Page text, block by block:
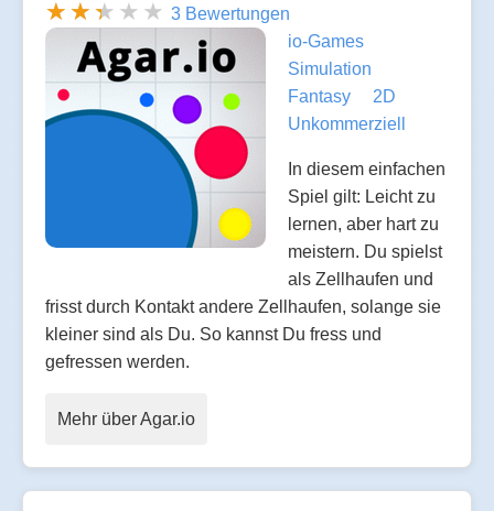
3 Bewertungen
io-Games
Simulation
Fantasy
2D
Unkommerziell
In diesem einfachen
Spiel gilt: Leicht zu
lernen, aber hart zu
meistern. Du spielst
als Zellhaufen und
frisst durch Kontakt andere Zellhaufen, solange sie
kleiner sind als Du. So kannst Du fress und
gefressen werden.
Mehr über Agar.io